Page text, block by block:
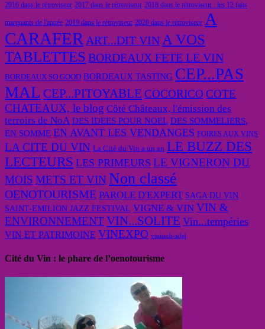
2016 dans le rétroviseur 2017 dans le rétroviseur 2018 dans le rétroviseur : les 12 faits
marquants de l'année 2019 dans le rétroviseur 2020 dans le rétroviseur A
CARAFER ART...DIT VIN A VOS
TABLETTES BORDEAUX FETE LE VIN
BORDEAUX SO GOOD BORDEAUX TASTING CEP...PAS
MAL CEP...PITOYABLE COCORICO COTE
CHATEAUX, le blog Côté Châteaux, l'émission des
terroirs de NoA DES IDEES POUR NOEL DES SOMMELIERS,
EN SOMME EN AVANT LES VENDANGES FOIRES AUX VINS
LA CITE DU VIN La Cité du Vin a un an LE BUZZ DES
LECTEURS LES PRIMEURS LE VIGNERON DU
MOIS METS ET VIN Non classé
OENOTOURISME PAROLE D'EXPERT SAGA DU VIN
SAINT-EMILION JAZZ FESTIVAL VIGNE & VIN VIN &
ENVIRONNEMENTVIN...SOLITE Vin...tempéries
VIN ET PATRIMOINE VINEXPO vinitech-sifel
Cité du Vin : le phare de l’oenotourisme